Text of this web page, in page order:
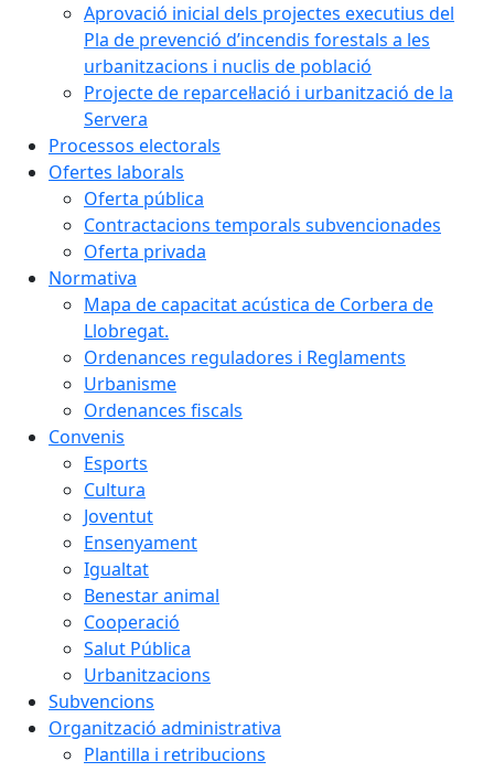
Aprovació inicial dels projectes executius del
Pla de prevenció d’incendis forestals a les
urbanitzacions i nuclis de població
Projecte de reparcel·lació i urbanització de la
Servera
Processos electorals
Ofertes laborals
Oferta pública
Contractacions temporals subvencionades
Oferta privada
Normativa
Mapa de capacitat acústica de Corbera de
Llobregat.
Ordenances reguladores i Reglaments
Urbanisme
Ordenances fiscals
Convenis
Esports
Cultura
Joventut
Ensenyament
Igualtat
Benestar animal
Cooperació
Salut Pública
Urbanitzacions
Subvencions
Organització administrativa
Plantilla i retribucions